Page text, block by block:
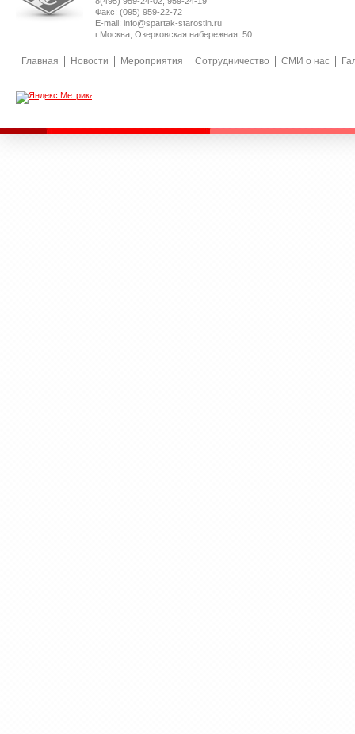
Факс: (095) 959-22-72
E-mail: info@spartak-starostin.ru
г.Москва, Озерковская набережная, 50
Главная Новости Мероприятия Сотрудничество СМИ о нас